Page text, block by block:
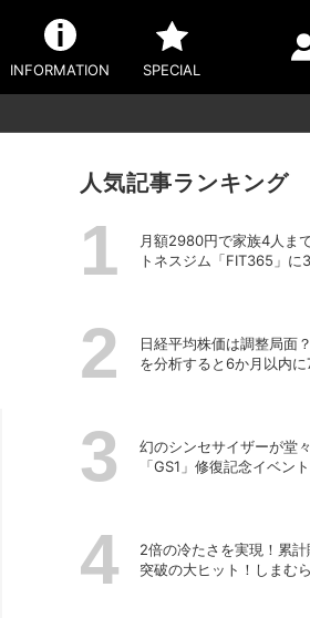
INFORMATION SPECIAL
人気記事ランキング
月額2980円で家族4人ま
トネスジム「FIT365」に
日経平均株価は調整局面
を分析すると6か月以内に
幻のシンセサイザーが堂
「GS1」修復記念イベン
2倍の冷たさを実現！累
突破の大ヒット！しまむ